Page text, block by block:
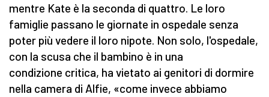
mentre Kate è la seconda di quattro. Le loro
famiglie passano le giornate in ospedale senza
poter più vedere il loro nipote. Non solo, l'ospedale,
con la scusa che il bambino è in una
condizione critica, ha vietato ai genitori di dormire
nella camera di Alfie, «come invece abbiamo